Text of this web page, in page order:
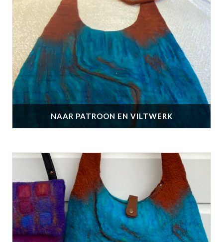
NAAR PATROON EN VILTWERK